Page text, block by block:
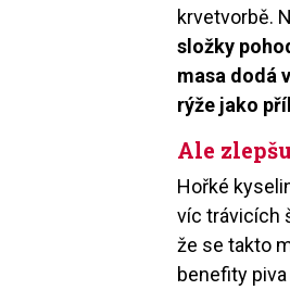
krvetvorbě.
složky
masa dodá
rýže jako
Ale
Hořké
víc trávicích
že se takto
benefity